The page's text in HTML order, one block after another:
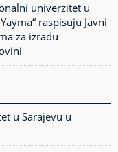
univerzitet u
raspisuju Javni
za izradu
u Sarajevu u